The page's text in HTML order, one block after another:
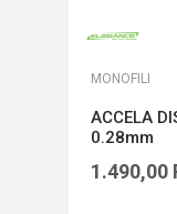
MONOFILI
ACCELA
0.28mm
1.490,00